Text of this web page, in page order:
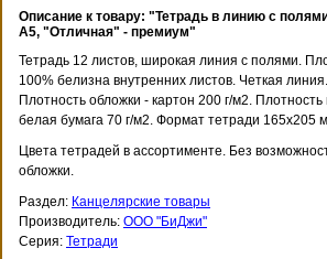
Описание к товару: "Тетрадь в линию с
А5, "Отличная" - премиум"
Тетрадь 12 листов, широкая линия с полями.
100% белизна внутренних листов. Четкая
Плотность обложки - картон 200 г/м2. Плотность
белая бумага 70 г/м2. Формат тетради 165х205
Цвета тетрадей в ассортименте. Без
обложки.
Раздел: Канцелярские товары
Производитель: ООО "БиДжи"
Серия: Тетради